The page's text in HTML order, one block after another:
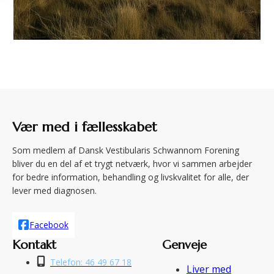
Vær med i fællesskabet
Som medlem af Dansk Vestibularis Schwannom Forening
bliver du en del af et trygt netværk, hvor vi sammen arbejder
for bedre information, behandling og livskvalitet for alle, der
lever med diagnosen.
Facebook
Kontakt
Telefon: 46 49 67 18
Genveje
Liver med